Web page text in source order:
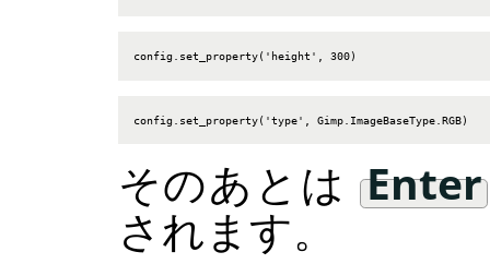
config.set_property('height', 300)
config.set_property('type', Gimp.ImageBaseType.RGB)
そのあとは Enter
されます。